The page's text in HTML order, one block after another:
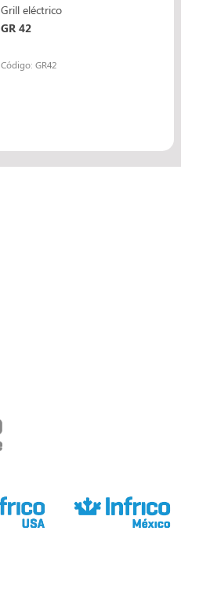
Grill eléctrico
GR 42
Código: GR42